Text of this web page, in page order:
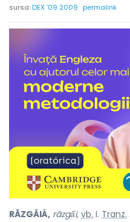
sursa:DEX '09 2009 permalink
RĂZGÂIÁ, răzgấi, vb. I. Tranz.